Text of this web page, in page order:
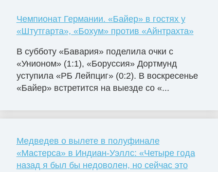
Чемпионат Германии. «Байер» в гостях у
«Штутгарта», «Бохум» против «Айнтрахта»
В субботу «Бавария» поделила очки с
«Унионом» (1:1), «Боруссия» Дортмунд
уступила «РБ Лейпциг» (0:2). В воскресенье
«Байер» встретится на выезде со «...
Медведев о вылете в полуфинале
«Мастерса» в Индиан-Уэллс: «Четыре года
назад я был бы недоволен, но сейчас это